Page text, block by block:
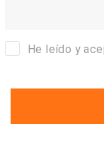
He leído y